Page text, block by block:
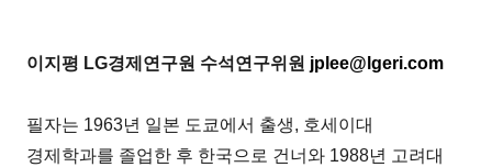
이지평 LG경제연구원 수석연구위원 jplee@lgeri.com
필자는 1963년 일본 도쿄에서 출생, 호세이대
경제학과를 졸업한 후 한국으로 건너와 1988년 고려대